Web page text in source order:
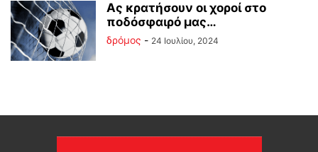
Ας κρατήσουν οι χοροί στο
ποδόσφαιρό μας…
δρόμος - 24 Ιουλίου, 2024